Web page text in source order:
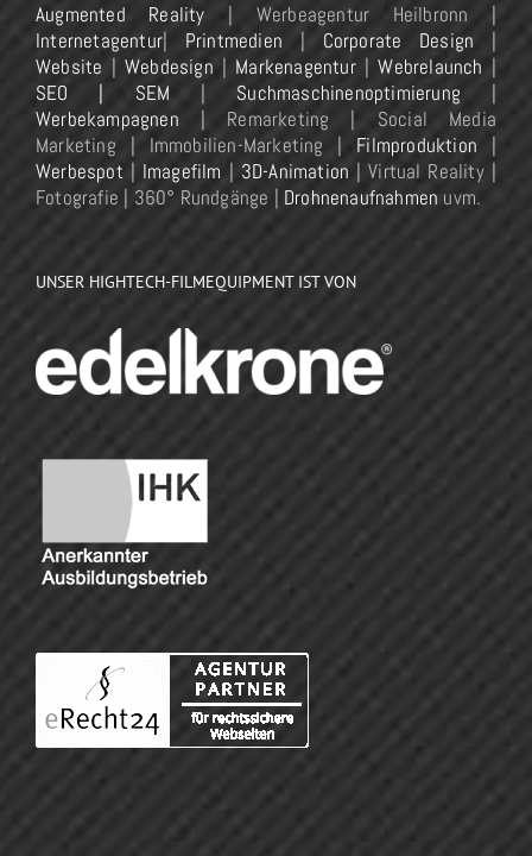
Augmented Reality | Werbeagentur Heilbronn |
Internetagentur| Printmedien | Corporate Design |
Website | Webdesign | Markenagentur|Webrelaunch |
SEO | SEM | Suchmaschinenoptimierung |
Werbekampagnen | Remarketing | Social Media
Marketing | Immobilien-Marketing | Filmproduktion |
Werbespot | Imagefilm | 3D-Animation | Virtual Reality |
Fotografie | 360° Rundgänge | Drohnenaufnahmen uvm.
UNSER HIGHTECH-FILMEQUIPMENT IST VON